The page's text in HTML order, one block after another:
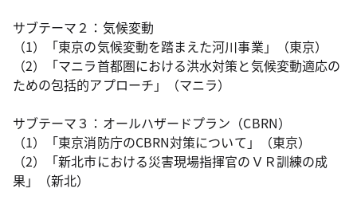
サブテーマ２：気候変動
（1）「東京の気候変動を踏まえた河川事業」（東京）
（2）「マニラ首都圏における洪水対策と気候変動適応の
ための包括的アプローチ」（マニラ）
サブテーマ３：オールハザードプラン（CBRN）
（1）「東京消防庁のCBRN対策について」（東京）
（2）「新北市における災害現場指揮官のＶＲ訓練の成
果」（新北）